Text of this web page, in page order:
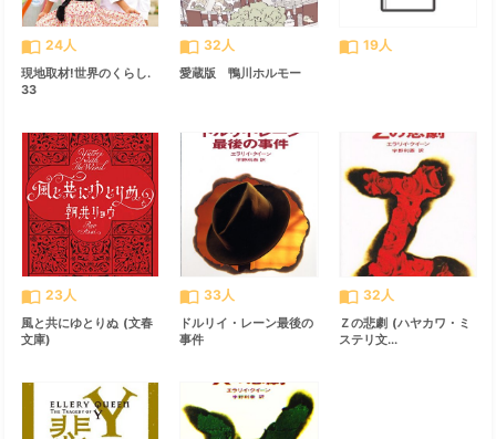
import_contacts 24人
現地取材!世界のくらし.
33
import_contacts 32人
愛蔵版 鴨川ホルモー
import_contacts 19人
import_contacts 23人
風と共にゆとりぬ (文春
文庫)
import_contacts 33人
ドルリイ・レーン最後の
事件
import_contacts 32人
Ｚの悲劇 (ハヤカワ・ミ
ステリ文...